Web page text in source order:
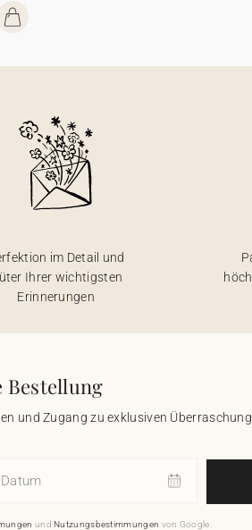
im Detail und
Ihrer wichtigsten
Erinnerungen
Bestellung
und Zugang zu exklusiven
Datum
und Nutzungsbestimmungen von Google.